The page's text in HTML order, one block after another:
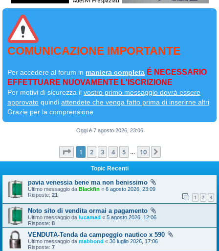
COMUNICAZIONE IMPORTANTE
Per accedere al forum in maniera completa É NECESSARIO
EFFETTUARE NUOVAMENTE L'ISCRIZIONE
Per motivi di sicurezza il vostro primo messaggio dovrà essere
approvato quindi attendete che venga fatto prima di inserirne altri
Grazie per la comprensione
Oggi è 7 agosto 2026, 23:06
Pagina di 10
1 2 3 4 5 10
Topic Recenti
pavia venessia bene ma non benissimo
Ultimo messaggio da Blackfin « 6 agosto 2026, 23:09
Risposte: 21 1 2 3
Noto sito di vendita ormai a pagamento
Ultimo messaggio da lucamad « 5 agosto 2026, 12:06
Risposte: 8
VENDUTA-Tenda da campeggio nautico x 590
Ultimo messaggio da mabbond « 30 luglio 2026, 17:06
Risposte: 7